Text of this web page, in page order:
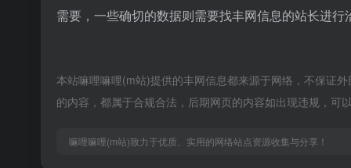
需要，一些确切的数据则需要找丰网信息的站长进
本站嘛哩嘛哩(m站)提供的丰网信息都来源于网络，不保证
的内容，都属于合规合法，后期网页的内容如出现违规，
嘛哩嘛哩(m站)致力于优质、实用的网络站点资源收集与分享！